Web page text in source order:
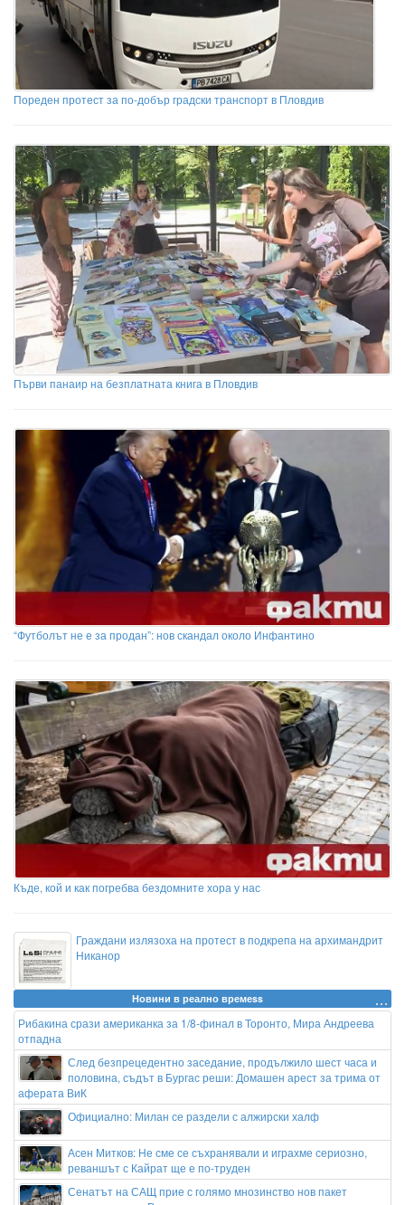
Пореден протест за по-добър градски транспорт в Пловдив
Първи панаир на безплатната книга в Пловдив
“Футболът не е за продан”: нов скандал около Инфантино
Къде, кой и как погребва бездомните хора у нас
Граждани излязоха на протест в подкрепа на архимандрит
Никанор
Новини в реално времеss
Рибакина срази американка за 1/8-финал в Торонто, Мира Андреева
отпадна
След безпрецедентно заседание, продължило шест часа и
половина, съдът в Бургас реши: Домашен арест за трима от
аферата ВиК
Официално: Милан се раздели с алжирски халф
Асен Митков: Не сме се съхранявали и играхме сериозно,
реваншът с Кайрат ще е по-труден
Сенатът на САЩ прие с голямо мнозинство нов пакет